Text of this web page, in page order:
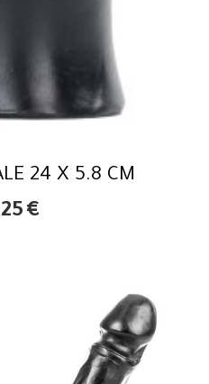
24 X 5.8 CM
€